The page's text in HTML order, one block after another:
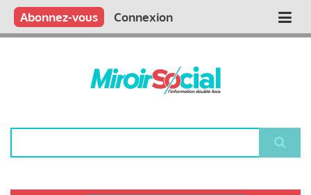
Aller
contenu
Main
Qui sommes nous ?
Vous publiez
Nous publions
Contactez-nous
Abonnez-vous Connexion